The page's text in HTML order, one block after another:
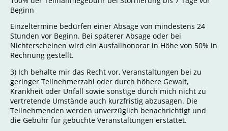
Beginn
Einzeltermine bedürfen einer Absage von mindestens 24
Stunden vor Beginn. Bei späterer Absage oder bei
Nichterscheinen wird ein Ausfallhonorar in Höhe von 50% in
Rechnung gestellt.
3) Ich behalte mir das Recht vor, Veranstaltungen bei zu
geringer Teilnehmerzahl oder durch höhere Gewalt,
Krankheit oder Unfall sowie sonstige durch mich nicht zu
vertretende Umstände auch kurzfristig abzusagen. Die
Teilnehmenden werden unverzüglich benachrichtigt und
die Gebühr für gebuchte Veranstaltungen erstattet.